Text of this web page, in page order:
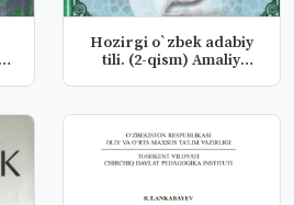
Hozirgi o`zbek adabiy
tili. (2-qism) Amaliy